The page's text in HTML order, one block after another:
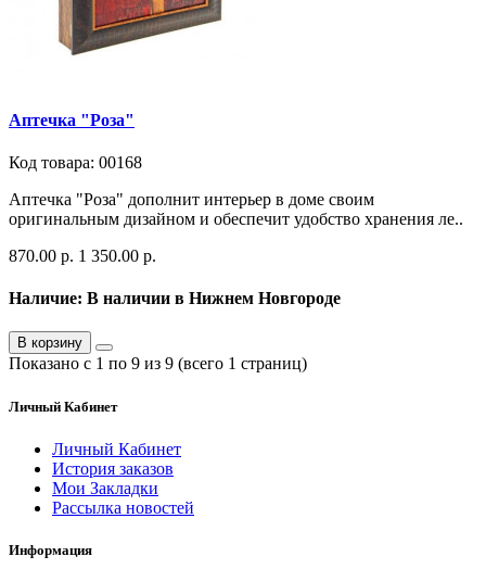
Аптечка "Роза"
Код товара: 00168
Аптечка "Роза" дополнит интерьер в доме своим
оригинальным дизайном и обеспечит удобство хранения ле..
870.00 р. 1 350.00 р.
Наличие: В наличии в Нижнем Новгороде
В корзину
Показано с 1 по 9 из 9 (всего 1 страниц)
Личный Кабинет
Личный Кабинет
История заказов
Мои Закладки
Рассылка новостей
Информация